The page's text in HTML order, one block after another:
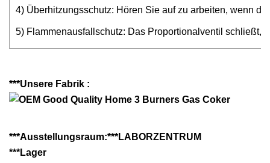
4) Überhitzungsschutz: Hören Sie auf zu arbeiten, wenn
5) Flammenausfallschutz: Das Proportionalventil schließt,
***Unsere Fabrik :
***Ausstellungsraum:***LABORZENTRUM
***Lager